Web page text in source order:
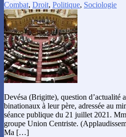
Combat, Droit, Politique, Sociologie
Devésa (Brigitte), question d’actualité
binationaux à leur père, adressée au
séance publique du 21 juillet 2021.
groupe Union Centriste.
Ma […]